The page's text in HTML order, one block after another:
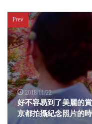
Prev
2018/11/22
好不容易到了美麗的
京都拍攝紀念照片的